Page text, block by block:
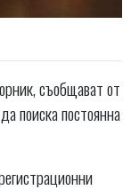
съобщават от
поиска постоянна